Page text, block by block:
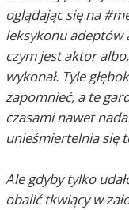
oglądając się na
leksykonu adeptów
czym jest aktor
wykonał. Tyle
zapomnieć, a te
czasami nawet
unieśmiertelnia się
Ale gdyby tylko
obalić tkwiący w